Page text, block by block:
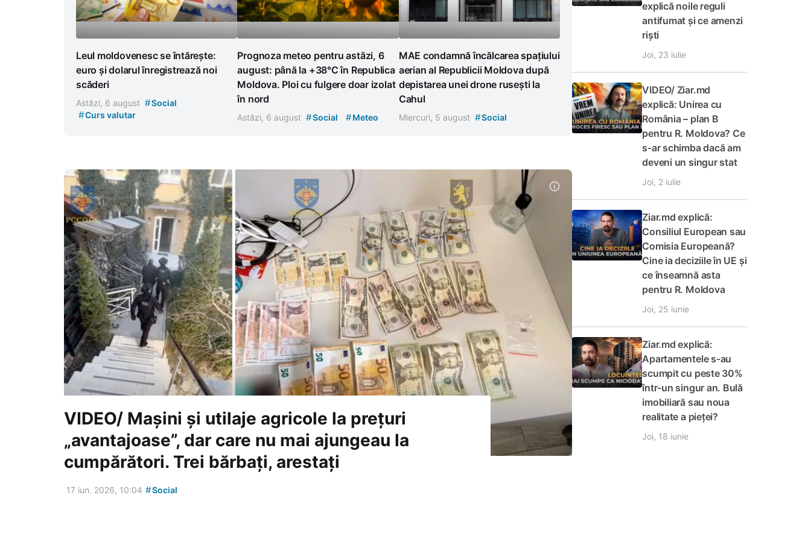
Leul moldovenesc se întărește:
euro și dolarul înregistrează noi
scăderi
Astăzi, 6 august #Social
#Curs valutar
Prognoza meteo pentru astăzi, 6
august: până la +38°C în Republica
Moldova. Ploi cu fulgere doar izolat
în nord
Astăzi, 6 august #Social #Meteo
MAE condamnă încălcarea spațiului
aerian al Republicii Moldova după
depistarea unei drone rusești la
Cahul
Miercuri, 5 august #Social
VIDEO/ Mașini și utilaje agricole la prețuri
„avantajoase”, dar care nu mai ajungeau la
cumpărători. Trei bărbați, arestați
17 iun. 2026, 10:04 #Social
explică noile reguli
antifumat și ce amenzi
riști
Joi, 23 iulie
VIDEO/ Ziar.md
explică: Unirea cu
România – plan B
pentru R. Moldova? Ce
s-ar schimba dacă am
deveni un singur stat
Joi, 2 iulie
Ziar.md explică:
Consiliul European sau
Comisia Europeană?
Cine ia deciziile în UE și
ce înseamnă asta
pentru R. Moldova
Joi, 25 iunie
Ziar.md explică:
Apartamentele s-au
scumpit cu peste 30%
într-un singur an. Bulă
imobiliară sau noua
realitate a pieței?
Joi, 18 iunie